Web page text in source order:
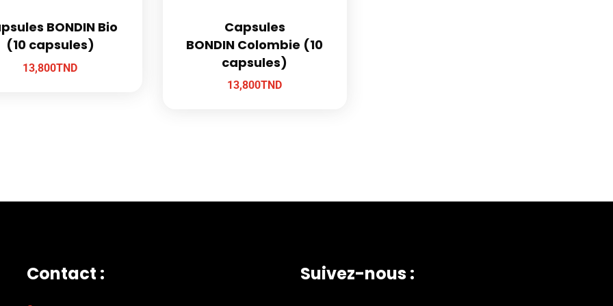
BONDIN Bio
(10 capsules)
13,800TND
Capsules
BONDIN Colombie (10
capsules)
13,800TND
Contact : Suivez-nous :